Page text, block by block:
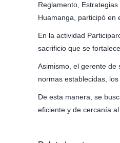
Reglamento,
Huamanga, participó en
En la actividad
sacrificio que se
Asimismo, el gerente de
normas establecidas,
De esta manera, se
eficiente y de cercanía